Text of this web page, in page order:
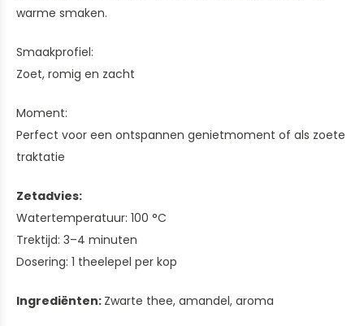
warme smaken.
Smaakprofiel:
Zoet, romig en zacht
Moment:
Perfect voor een ontspannen genietmoment of als zoete
traktatie
Zetadvies:
Watertemperatuur: 100 °C
Trektijd: 3–4 minuten
Dosering: 1 theelepel per kop
Ingrediënten: Zwarte thee, amandel, aroma